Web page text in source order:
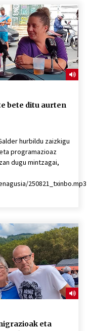
bete ditu aurten
hurbildu zaizkigu
programazioaz
dugu mintzagai,
250821_txinbo.mp3
eta